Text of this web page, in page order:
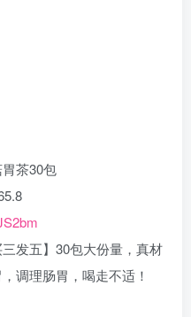
茶30包
发五】30包大份量，真材
调理肠胃，喝走不适！